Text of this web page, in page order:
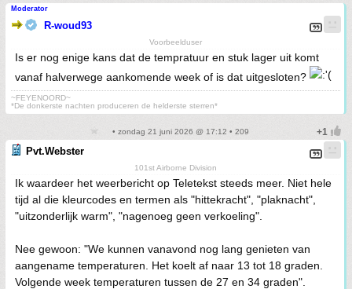
Moderator
R-woud93
Voorbeelduser
Is er nog enige kans dat de tempratuur en stuk lager uit komt
vanaf halverwege aankomende week of is dat uitgesloten?
~FEYENOORD~
*De donkerste nachten produceren de helderste sterren*
• zondag 21 juni 2026 @ 17:12 • 209
Pvt.Webster
101st Airborne Division
Ik waardeer het weerbericht op Teletekst steeds meer. Niet hele
tijd al die kleurcodes en termen als "hittekracht", "plaknacht",
"uitzonderlijk warm", "nagenoeg geen verkoeling".
Nee gewoon: "We kunnen vanavond nog lang genieten van
aangename temperaturen. Het koelt af naar 13 tot 18 graden.
Volgende week temperaturen tussen de 27 en 34 graden".